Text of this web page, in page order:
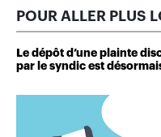
POUR ALLER PLUS
Le dépôt d’une plainte
par le syndic est